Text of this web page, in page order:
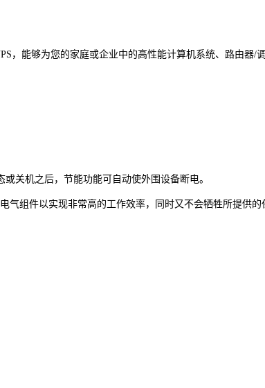
，能够为您的家庭或企业中的高性能计算机系统、路由器/
关机之后，节能功能可自动使外围设备断电。
组件以实现非常高的工作效率，同时又不会牺牲所提供的